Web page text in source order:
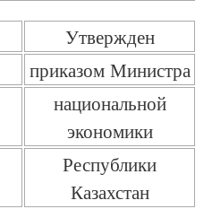
Утвержден
приказом Министра
национальной
экономики
Республики
Казахстан